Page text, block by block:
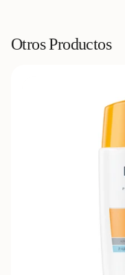
Otros Productos